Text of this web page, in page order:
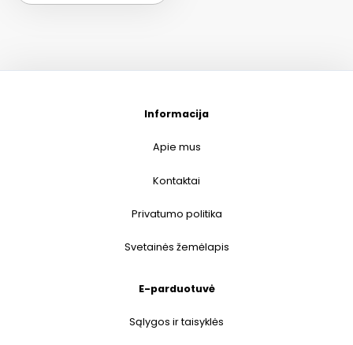
Informacija
Apie mus
Kontaktai
Privatumo politika
Svetainės žemėlapis
E-parduotuvė
Sąlygos ir taisyklės